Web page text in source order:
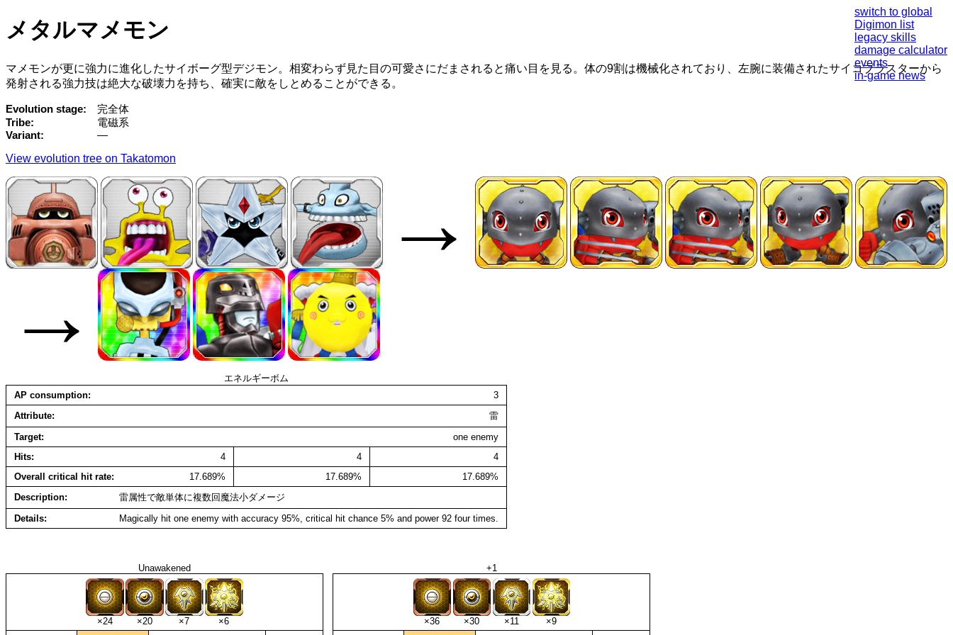
switch to global
Digimon list
legacy skills
damage calculator
events
in-game news
メタルマメモン
マメモンが更に強力に進化したサイボーグ型デジモン。相変わらず見た目の可愛さにだまされると痛い目を見る。体の9割は機械化されており、左腕に装備されたサイコブラスターから
発射される強力技は絶大な破壊力を持ち、確実に敵をしとめることができる。
Evolution stage
完全体
Tribe
電磁系
Variant
—
View evolution tree on Takatomon
→
→
エネルギーボム
AP consumption
3
Attribute
雷
Target
one enemy
Hits
4 4
4
Overall critical hit rate
17.689% 17.689%
17.689%
Description
雷属性で敵単体に複数回魔法小ダメージ
Details
Magically hit one enemy with accuracy 95%, critical hit chance 5% and power 92 four times.
Unawakened
×24 ×20 ×7
×6
+1
×36 ×30 ×11
×9